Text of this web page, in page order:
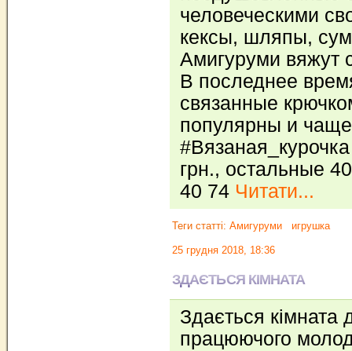
человеческими
кексы, шляпы,
Амигуруми вяжут
В последнее
связанные
популярны и
грн., остальные
40 74 Читати...
Теги статті: Амигуруми игрушка
25 грудня 2018, 18:36
ЗДАЄТЬСЯ КІМНАТА
Здається кімната
працюючого